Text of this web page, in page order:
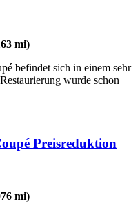
mi)
befindet sich in einem sehr
wurde schon
Preisreduktion
mi)